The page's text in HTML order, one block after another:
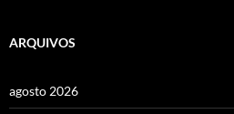
ARQUIVOS
agosto 2026